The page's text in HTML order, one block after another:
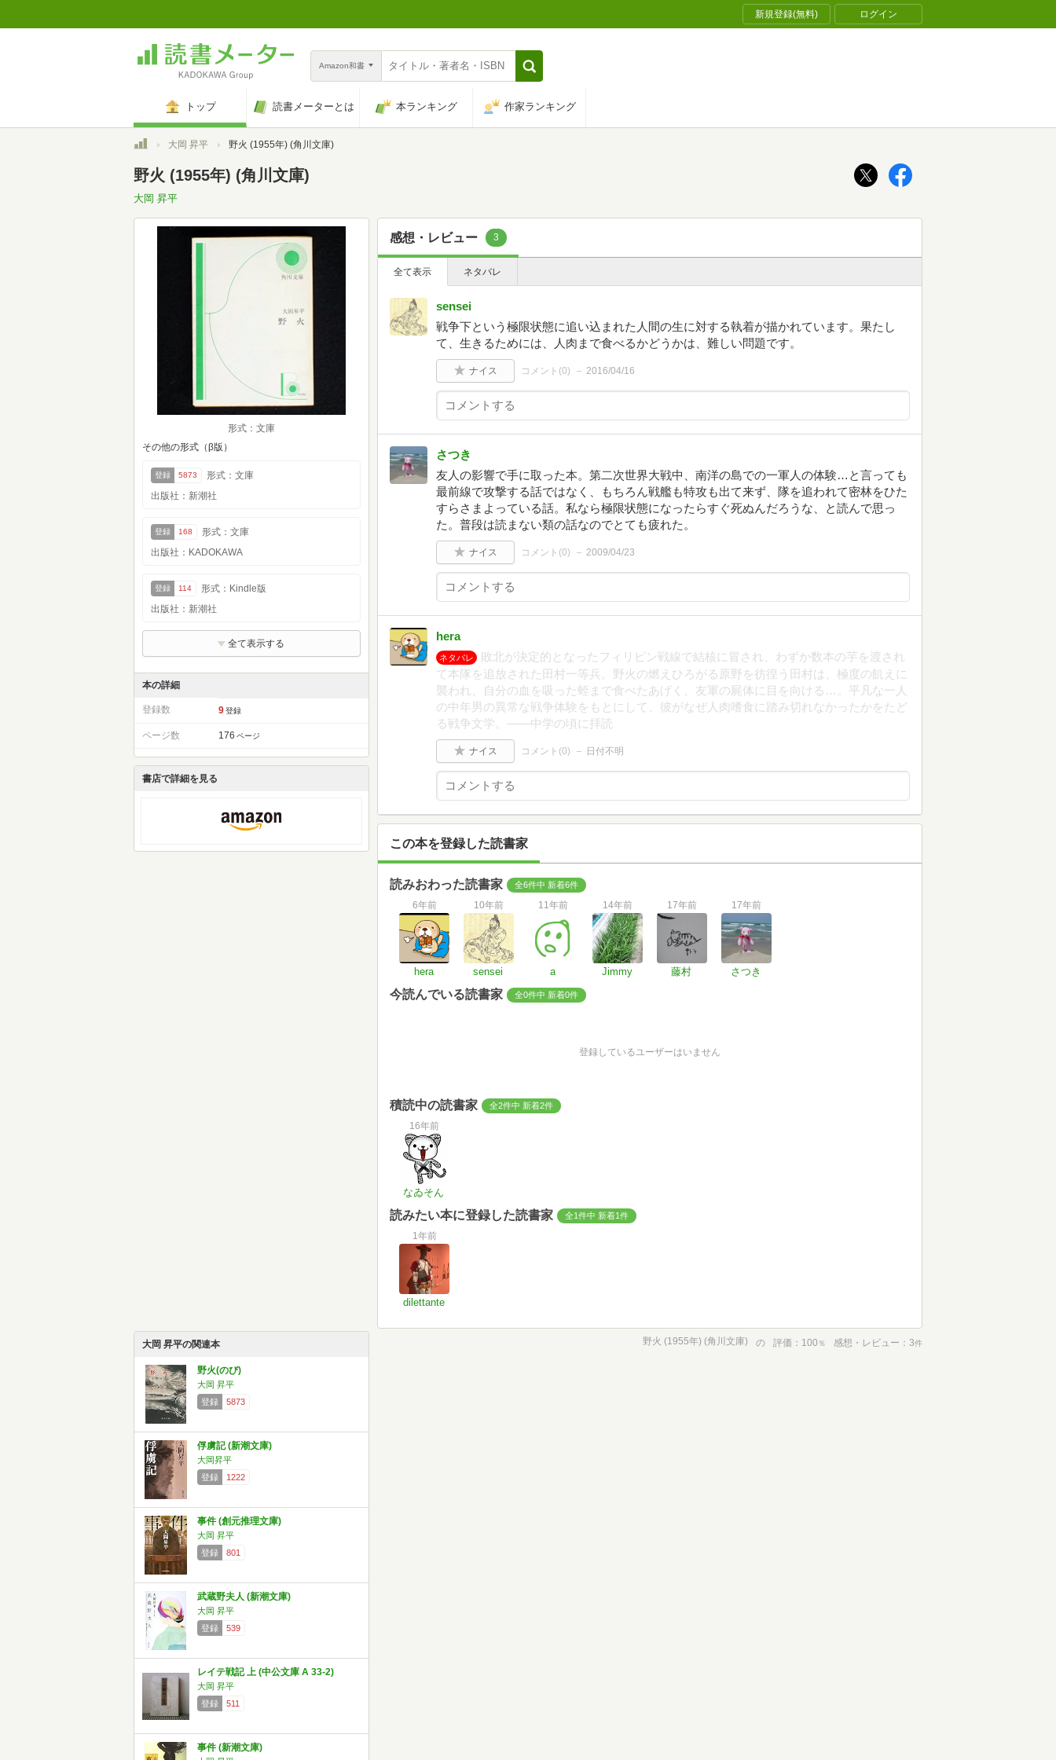
新規登録(無料) ログイン
Amazon和書
トップ 読書メーターとは 本ランキング 作家ランキング
トップ大岡 昇平 野火 (1955年) (角川文庫)
野火 (1955年) (角川文庫)
大岡 昇平
形式：文庫
その他の形式（β版）
登録 5873
形式：文庫
出版社：新潮社
登録 168
形式：文庫
出版社：KADOKAWA
登録 114
形式：Kindle版
出版社：新潮社
全て表示する
本の詳細
登録数 9 登録
ページ数 176 ページ
書店で詳細を見る
大岡 昇平の関連本
野火(のび)
大岡 昇平
登録
5873
俘虜記 (新潮文庫)
大岡昇平
登録
1222
事件 (創元推理文庫)
大岡 昇平
登録
801
武蔵野夫人 (新潮文庫)
大岡 昇平
登録
539
レイテ戦記 上 (中公文庫 A 33-2)
大岡 昇平
登録
511
事件 (新潮文庫)
感想・レビュー 3
全て表示 ネタバレ
sensei
戦争下という極限状態に追い込まれた人間の生に対する執着が描かれています。果たし
て、生きるためには、人肉まで食べるかどうかは、難しい問題です。
ナイス コメント(0) 2016/04/16
さつき
友人の影響で手に取った本。第二次世界大戦中、南洋の島での一軍人の体験…と言っても
最前線で攻撃する話ではなく、もちろん戦艦も特攻も出て来ず、隊を追われて密林をひた
すらさまよっている話。私なら極限状態になったらすぐ死ぬんだろうな、と読んで思っ
た。普段は読まない類の話なのでとても疲れた。
ナイス コメント(0) 2009/04/23
hera
ネタバレ
敗北が決定的となったフィリピン戦線で結核に冒され、わずか数本の芋を渡され
て本隊を追放された田村一等兵。野火の燃えひろがる原野を彷徨う田村は、極度の飢えに
襲われ、自分の血を吸った蛭まで食べたあげく、友軍の屍体に目を向ける…。平凡な一人
の中年男の異常な戦争体験をもとにして、彼がなぜ人肉嗜食に踏み切れなかったかをたど
る戦争文学。――中学の頃に拝読
ナイス コメント(0) 日付不明
この本を登録した読書家
読みおわった読書家 全6件中 新着6件
6年前
hera
10年前
sensei
11年前
a
14年前
Jimmy
17年前
藤村
17年前
さつき
今読んでいる読書家 全0件中 新着0件
登録しているユーザーはいません
積読中の読書家 全2件中 新着2件
16年前
なゐそん
読みたい本に登録した読書家 全1件中 新着1件
1年前
dilettante
野火 (1955年) (角川文庫) の 評価 100 ％ 感想・レビュー 3件